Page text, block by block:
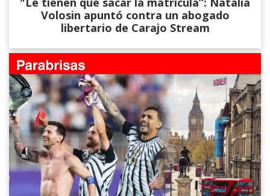
Volosin apuntó contra un abogado
libertario de Carajo Stream